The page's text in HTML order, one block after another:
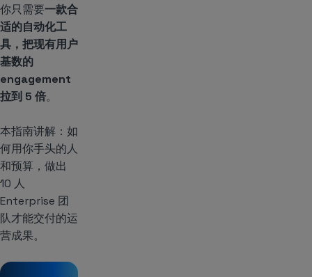
你只需要一款合
适的自动化工
具，把现有用户
基数的
engagement
拉到 5 倍。
本指南讲解：如
何用你手头的人
和预算，做出
10 人
Enterprise 团
队才能交付的运
营成果。